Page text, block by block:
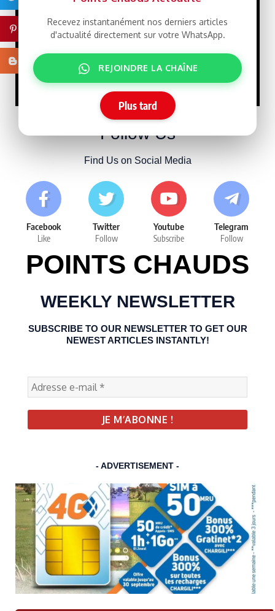
Blogger
Dakar : un retour qui rebat
les cartes face à Sonko
15/07/2026
Follow Us
Find Us on Social Media
Facebook
Like
Twitter
Follow
Youtube
Subscribe
Telegram
Follow
POINTS CHAUDS
WEEKLY NEWSLETTER
SUBSCRIBE TO OUR NEWSLETTER TO GET OUR
NEWEST ARTICLES INSTANTLY!
- ADVERTISEMENT -
Recevez instantanément nos derniers articles
d'actualité directement sur votre WhatsApp.
REJOINDRE LA CHAÎNE
Plus tard